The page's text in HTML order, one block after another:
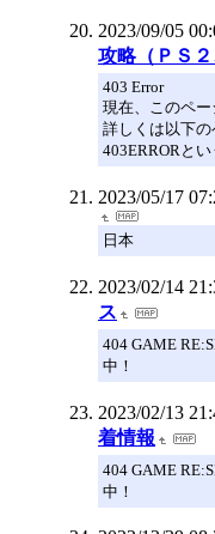
2023/09/05
攻略（ＰＳ２
403 Error
現在、このペー
詳しくは以下の
403ERRORと
2023/05/17
日本
2023/02/14
ス
404 GAME
中！
2023/02/13
着情報
404 GAME
中！